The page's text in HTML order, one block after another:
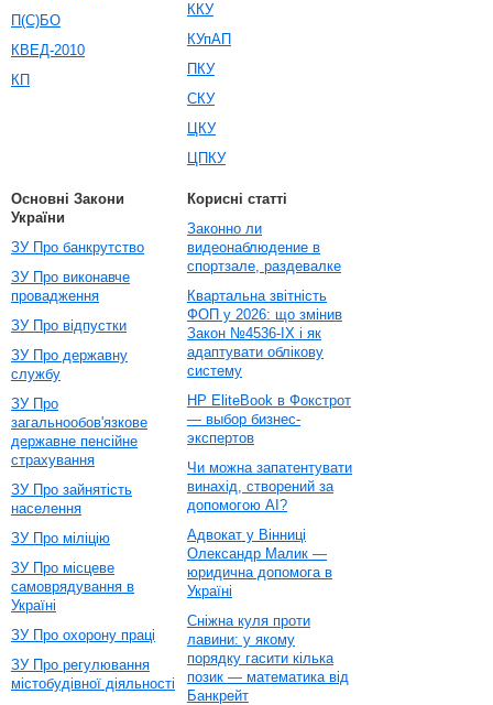
П(С)БО
КВЕД-2010
КП
ККУ
КУпАП
ПКУ
СКУ
ЦКУ
ЦПКУ
Основні Закони
України
ЗУ Про банкрутство
ЗУ Про виконавче
провадження
ЗУ Про відпустки
ЗУ Про державну
службу
ЗУ Про
загальнообов'язкове
державне пенсійне
страхування
ЗУ Про зайнятість
населення
ЗУ Про міліцію
ЗУ Про місцеве
самоврядування в
Україні
ЗУ Про охорону праці
ЗУ Про регулювання
містобудівної діяльності
Корисні статті
Законно ли
видеонаблюдение в
спортзале, раздевалке
Квартальна звітність
ФОП у 2026: що змінив
Закон №4536-IX і як
адаптувати облікову
систему
HP EliteBook в Фокстрот
— выбор бизнес-
экспертов
Чи можна запатентувати
винахід, створений за
допомогою AI?
Адвокат у Вінниці
Олександр Малик —
юридична допомога в
Україні
Сніжна куля проти
лавини: у якому
порядку гасити кілька
позик — математика від
Банкрейт